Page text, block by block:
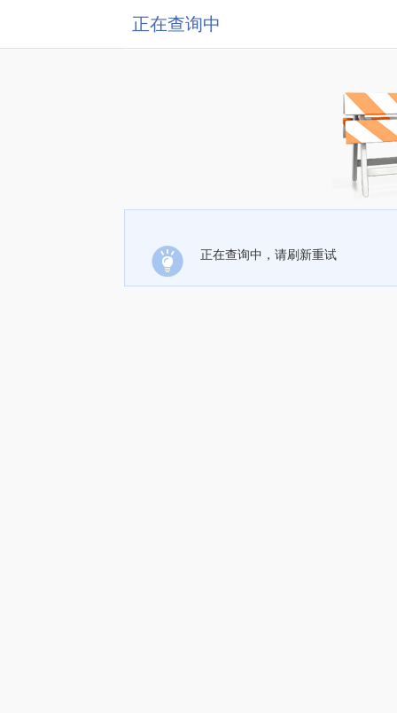
正在查询中
正在查询中，请刷新重试